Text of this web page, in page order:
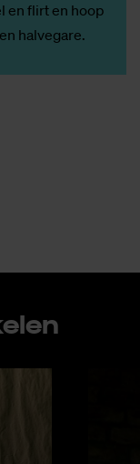
en flirt en hoop
halvegare.